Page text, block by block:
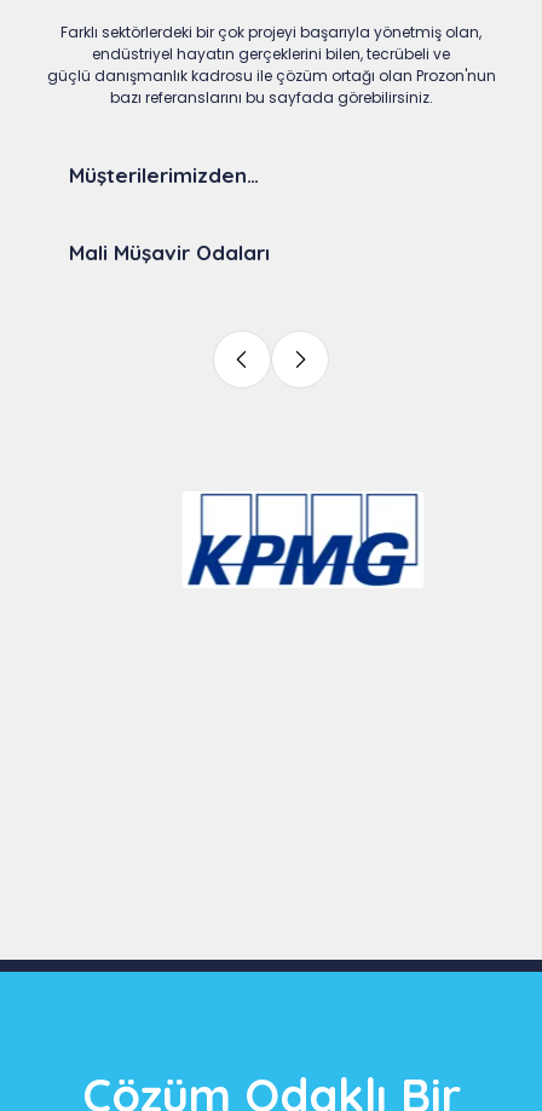
Farklı sektörlerdeki bir çok projeyi başarıyla yönetmiş olan,
endüstriyel hayatın gerçeklerini bilen, tecrübeli ve
güçlü danışmanlık kadrosu ile çözüm ortağı olan Prozon'nun
bazı referanslarını bu sayfada görebilirsiniz.
Müşterilerimizden…
Mali Müşavir Odaları
Çözüm Odaklı Bir